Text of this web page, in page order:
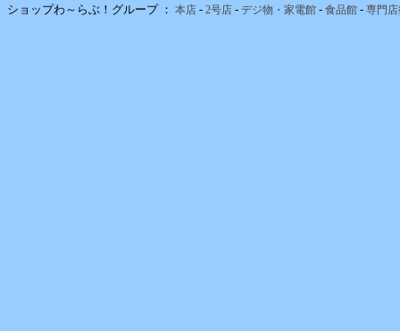
ショップわ～らぶ！グループ ： 本店 - 2号店 - デジ物・家電館 - 食品館 - 専門